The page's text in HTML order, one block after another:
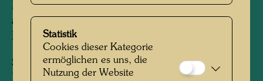
Mixed media: Eitempera, Öl, Gold über einem
alten Bild von Arnulf Rainer, Kreide- und
Polyvinylgrund
Sammlung:
Ny Carlsberg Glyptotek, Copenhagen
Statistik
Cookies dieser Kategorie
ermöglichen es uns, die
Nutzung der Website